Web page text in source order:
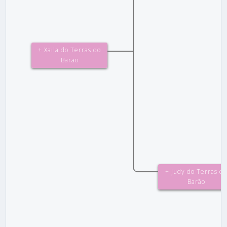
+ Xaila do Terras do
Barão
+ Judy do Terras do
Barão